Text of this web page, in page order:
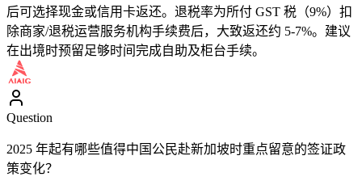
后可选择现金或信用卡返还。退税率为所付 GST 税（9%）扣
除商家/退税运营服务机构手续费后，大致返还约 5-7%。建议
在出境时预留足够时间完成自助及柜台手续。
Question
2025 年起有哪些值得中国公民赴新加坡时重点留意的签证政
策变化？